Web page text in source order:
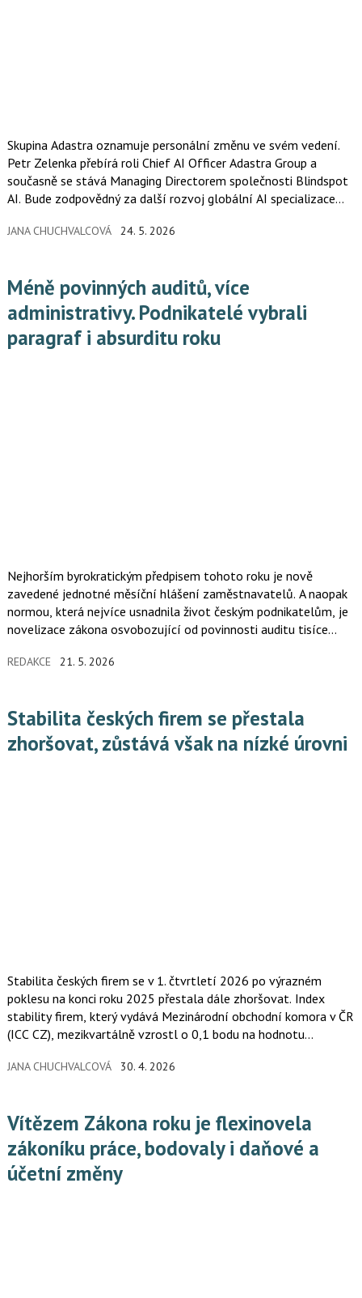
Skupina Adastra oznamuje personální změnu ve svém vedení.
Petr Zelenka přebírá roli Chief AI Officer Adastra Group a
současně se stává Managing Directorem společnosti Blindspot
AI. Bude zodpovědný za další rozvoj globální AI specializace
střídá Ondřeje Vaňka, který společnost vedl více než deset let.
JANA CHUCHVALCOVÁ 24. 5. 2026
Méně povinných auditů, více
administrativy. Podnikatelé vybrali
paragraf i absurditu roku
Nejhorším byrokratickým předpisem tohoto roku je nově
zavedené jednotné měsíční hlášení zaměstnavatelů. A naopak
normou, která nejvíce usnadnila život českým podnikatelům, je
novelizace zákona osvobozující od povinnosti auditu tisíce
ročníku tradičních anket Absurdita roku a Paragraf roku,
REDAKCE 21. 5. 2026
Stabilita českých firem se přestala
zhoršovat, zůstává však na nízké úrovni
Stabilita českých firem se v 1. čtvrtletí 2026 po výrazném
poklesu na konci roku 2025 přestala dále zhoršovat. Index
stability firem, který vydává Mezinárodní obchodní komora v ČR
(ICC CZ), mezikvartálně vzrostl o 0,1 bodu na hodnotu
zlepšení zůstává stabilita podniků na relativně nízké úrovni.
JANA CHUCHVALCOVÁ 30. 4. 2026
Vítězem Zákona roku je flexinovela
zákoníku práce, bodovaly i daňové a
účetní změny